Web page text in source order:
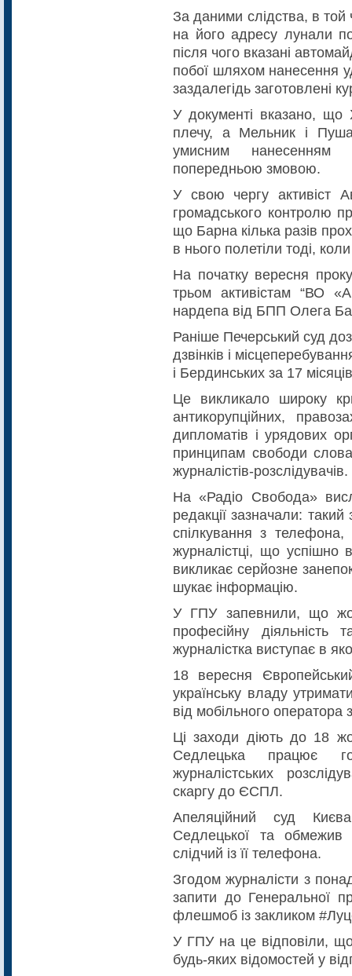
За даними слідства, в
на його адресу лунали
після чого вказані
побої шляхом нанесення
заздалегідь заготовлені
У документі вказано,
плечу, а Мельник і
умисним
попередньою змовою.
У свою чергу активіст
громадського контролю
що Барна кілька разів
в нього полетіли тоді,
На початку вересня
трьом активістам “ВО
нардепа від БПП Олега
Раніше Печерський суд
дзвінків і
і Бердинських за 17
Це викликало широку
антикорупційних,
дипломатів і урядових
принципам свободи
журналістів-розслідувачів.
На «Радіо Свобода»
редакції зазначали:
спілкування з телефона,
журналістці, що успішно
викликає серйозне
шукає інформацію.
У ГПУ запевнили, що
професійну
журналістка виступає в
18 вересня
українську владу
від мобільного оператора
Ці заходи діють до 18
Седлецька працює
журналістських
скаргу до ЄСПЛ.
Апеляційний суд
Седлецької та
слідчий із її телефона.
Згодом журналісти з
запити до Генеральної
флешмоб із закликом
У ГПУ на це відповіли,
будь-яких відомостей у